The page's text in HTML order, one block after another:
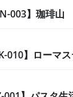
003】珈琲山
010】ローマ